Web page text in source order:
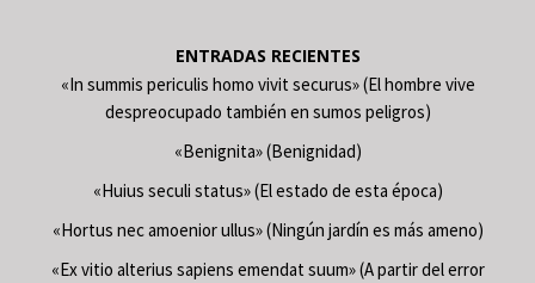
ENTRADAS RECIENTES
«In summis periculis homo vivit securus» (El hombre vive
despreocupado también en sumos peligros)
«Benignita» (Benignidad)
«Huius seculi status» (El estado de esta época)
«Hortus nec amoenior ullus» (Ningún jardín es más ameno)
«Ex vitio alterius sapiens emendat suum» (A partir del error